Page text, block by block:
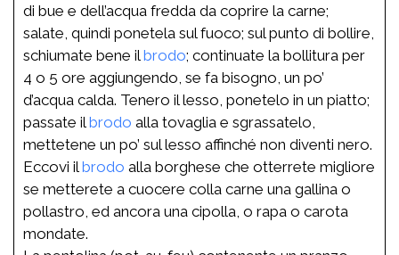
di bue e dell’acqua fredda da coprire la carne;
salate, quindi ponetela sul fuoco; sul punto di bollire,
schiumate bene ilbrodo; continuate la bollitura per
4 o 5 ore aggiungendo, se fa bisogno, un po’
d’acqua calda. Tenero il lesso, ponetelo in un piatto;
passate ilbrodo alla tovaglia e sgrassatelo,
mettetene un po’ sul lesso affinché non diventi nero.
Eccovi ilbrodo alla borghese che otterrete migliore
se metterete a cuocere colla carne una gallina o
pollastro, ed ancora una cipolla, o rapa o carota
mondate.